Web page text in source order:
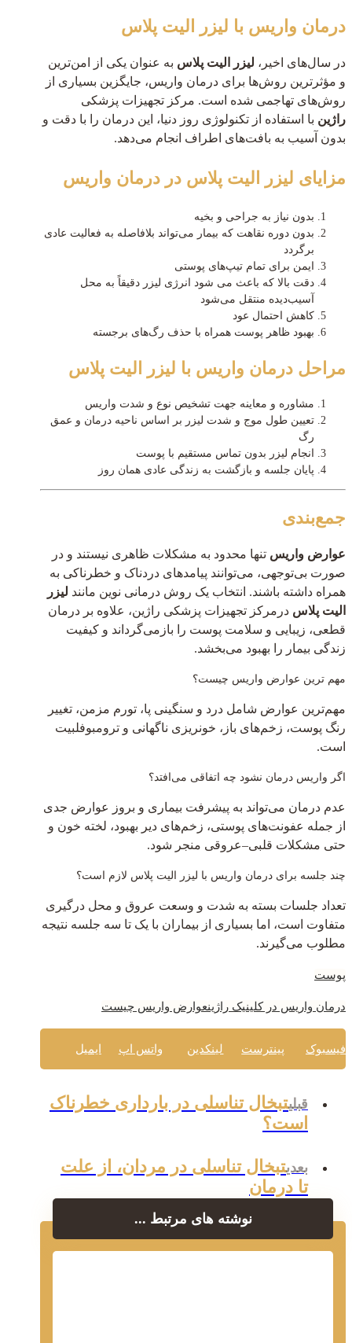
درمان واریس با لیزر الیت پلاس
در سال‌های اخیر، لیزر الیت پلاس به‌ عنوان یکی از امن‌ترین
و مؤثرترین روش‌ها برای درمان واریس، جایگزین بسیاری از
روش‌های تهاجمی شده است. مرکز تجهیزات پزشکی
راژین با استفاده از تکنولوژی روز دنیا، این درمان را با دقت و
بدون آسیب به بافت‌های اطراف انجام می‌دهد.
مزایای لیزر الیت پلاس در درمان واریس
بدون نیاز به جراحی و بخیه
بدون دوره نقاهت که بیمار می‌تواند بلافاصله به فعالیت عادی
برگردد
ایمن برای تمام تیپ‌های پوستی
دقت بالا که باعث می شود انرژی لیزر دقیقاً به محل
آسیب‌دیده منتقل می‌شود
کاهش احتمال عود
بهبود ظاهر پوست همراه با حذف رگ‌های برجسته
مراحل درمان واریس با لیزر الیت پلاس
مشاوره و معاینه جهت تشخیص نوع و شدت واریس
تعیین طول موج و شدت لیزر بر اساس ناحیه درمان و عمق
رگ
انجام لیزر بدون تماس مستقیم با پوست
پایان جلسه و بازگشت به زندگی عادی همان روز
جمع‌بندی
عوارض واریس تنها محدود به مشکلات ظاهری نیستند و در
صورت بی‌توجهی، می‌توانند پیامدهای دردناک و خطرناکی به
همراه داشته باشند. انتخاب یک روش درمانی نوین مانند لیزر
الیت پلاس درمرکز تجهیزات پزشکی راژین، علاوه بر درمان
قطعی، زیبایی و سلامت پوست را بازمی‌گرداند و کیفیت
زندگی بیمار را بهبود می‌بخشد.
مهم ترین عوارض واریس چیست؟
مهم‌ترین عوارض شامل درد و سنگینی پا، تورم مزمن، تغییر
رنگ پوست، زخم‌های باز، خونریزی ناگهانی و ترومبوفلبیت
است.
اگر واریس درمان نشود چه اتفاقی می‌افتد؟
عدم درمان می‌تواند به پیشرفت بیماری و بروز عوارض جدی
از جمله عفونت‌های پوستی، زخم‌های دیر بهبود، لخته خون و
حتی مشکلات قلبی–عروقی منجر شود.
چند جلسه برای درمان واریس با لیزر الیت پلاس لازم است؟
تعداد جلسات بسته به شدت و وسعت عروق و محل درگیری
متفاوت است، اما بسیاری از بیماران با یک تا سه جلسه نتیجه
مطلوب می‌گیرند.
پوست
درمان واریس در کلینیک راژینعوارض واریس چیست
فیسبوک پینترست لینکدین واتس اپ ایمیل
قبلیتبخال تناسلی در بارداری خطرناک
است؟
بعدیتبخال تناسلی در مردان، از علت
تا درمان
نوشته های مرتبط ...